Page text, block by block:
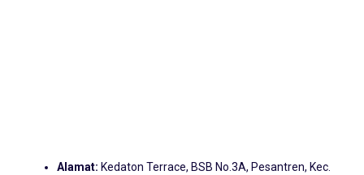
Alamat: Kedaton Terrace, BSB No.3A, Pesantren, Kec.